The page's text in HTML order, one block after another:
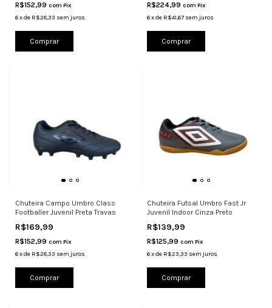
R$152,99 com Pix
6xde R$28,33 sem juros
Comprar
R$224,99 com Pix
6 xde R$41,67 sem juros
Comprar
Chuteira Campo Umbro Class
Footballer Juvenil Preta Travas
R$169,99
R$152,99 com Pix
6xde R$28,33 sem juros
Comprar
Chuteira Futsal Umbro Fast Jr
Juvenil Indoor Cinza Preto
R$139,99
R$125,99 com Pix
6 xde R$23,33 sem juros
Comprar